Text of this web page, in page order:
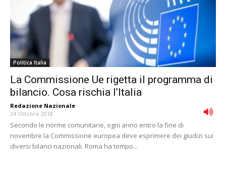
Politica Italia
La Commissione Ue rigetta il programma di
bilancio. Cosa rischia l’Italia
Redazione Nazionale -
24 Ottobre 2018
Secondo le norme comunitarie, ogni anno entro la fine di
novembre la Commissione europea deve esprimere dei giudizi sui
diversi bilanci nazionali. Roma ha tempo...